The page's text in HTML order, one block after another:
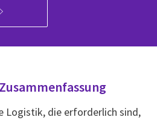
Logistik, die erforderlich sind,